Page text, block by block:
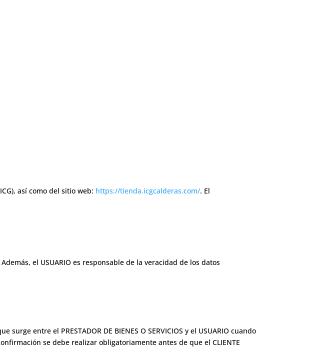
así como del sitio web: https://tienda.icgcalderas.com/. El
el USUARIO es responsable de la veracidad de los datos
entre el PRESTADOR DE BIENES O SERVICIOS y el USUARIO cuando
se debe realizar obligatoriamente antes de que el CLIENTE